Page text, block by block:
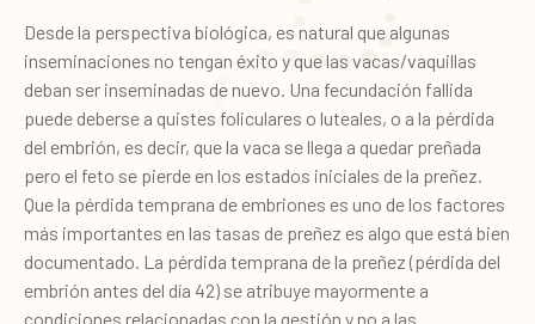
Desde la perspectiva biológica, es natural que algunas
inseminaciones no tengan éxito y que las vacas/vaquillas
deban ser inseminadas de nuevo. Una fecundación fallida
puede deberse a quistes foliculares o luteales, o a la pérdida
del embrión, es decir, que la vaca se llega a quedar preñada
pero el feto se pierde en los estados iniciales de la preñez.
Que la pérdida temprana de embriones es uno de los factores
más importantes en las tasas de preñez es algo que está bien
documentado. La pérdida temprana de la preñez (pérdida del
embrión antes del día 42) se atribuye mayormente a
condiciones relacionadas con la gestión y no a las